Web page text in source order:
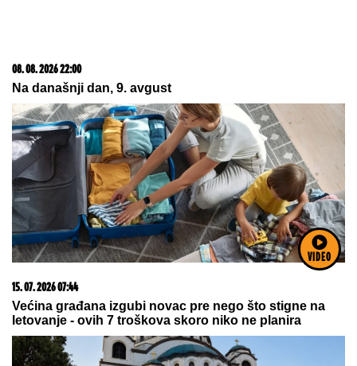
VIDEO
23. 07. 2026 12:47
Letnje večeri u gradu više nisu rezervisane za vikend:
Zašto sve više ljudi bira večeru koja se spontano
pretvori u druženje